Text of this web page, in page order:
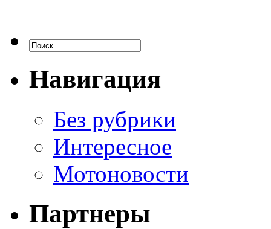
Навигация
Без рубрики
Интересное
Мотоновости
Партнеры